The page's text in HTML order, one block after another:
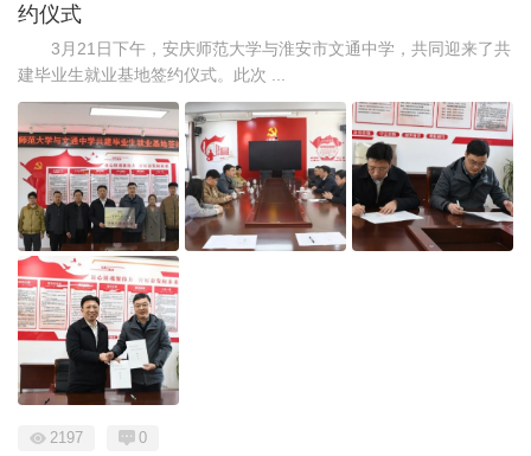
约仪式
3月21日下午，安庆师范大学与淮安市文通中学，共同迎来了共
建毕业生就业基地签约仪式。此次 ...
2197 0